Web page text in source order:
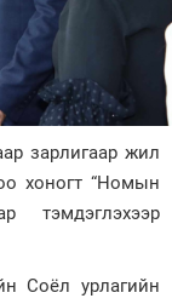
зарлигаар жил
хоногт “Номын
тэмдэглэхээр
Соёл урлагийн